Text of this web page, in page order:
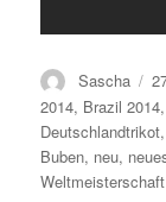
Autor
Sascha
2014, Brazil 2014,
Deutschlandtrikot,
Buben, neu,